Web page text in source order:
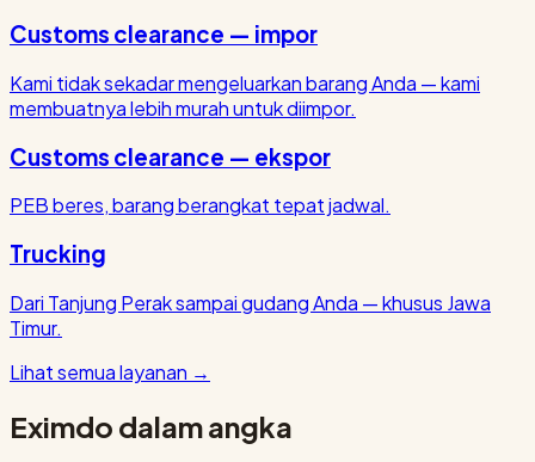
Customs clearance — impor
Kami tidak sekadar mengeluarkan barang Anda — kami
membuatnya lebih murah untuk diimpor.
Customs clearance — ekspor
PEB beres, barang berangkat tepat jadwal.
Trucking
Dari Tanjung Perak sampai gudang Anda — khusus Jawa
Timur.
Lihat semua layanan →
Eximdo dalam angka